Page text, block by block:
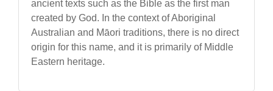
ancient texts such as the Bible as the first man
created by God. In the context of Aboriginal
Australian and Māori traditions, there is no direct
origin for this name, and it is primarily of Middle
Eastern heritage.